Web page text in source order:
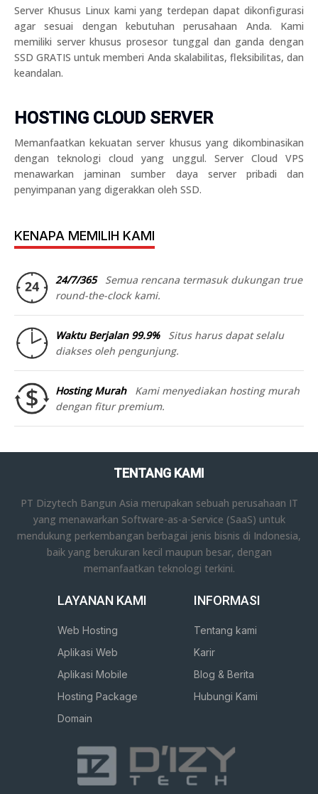
Server Khusus Linux kami yang terdepan dapat dikonfigurasi
agar sesuai dengan kebutuhan perusahaan Anda. Kami
memiliki server khusus prosesor tunggal dan ganda dengan
SSD GRATIS untuk memberi Anda skalabilitas, fleksibilitas, dan
keandalan.
HOSTING CLOUD SERVER
Memanfaatkan kekuatan server khusus yang dikombinasikan
dengan teknologi cloud yang unggul. Server Cloud VPS
menawarkan jaminan sumber daya server pribadi dan
penyimpanan yang digerakkan oleh SSD.
KENAPA MEMILIH KAMI
24/7/365
Semua rencana termasuk dukungan true
round-the-clock kami.
Waktu Berjalan 99.9%
Situs harus dapat selalu
diakses oleh pengunjung.
Hosting Murah
Kami menyediakan hosting murah
dengan fitur premium.
TENTANG KAMI
PT Dizytech Bangun Asia merupakan sebuah perusahaan IT
yang menawarkan Software-as-a-Service (SaaS) untuk
mendukung perkembangan berbagai jenis bisnis di Indonesia,
baik yang berukuran kecil maupun besar, dengan
memanfaatkan teknologi terkini.
LAYANAN KAMI
Web Hosting
Aplikasi Web
Aplikasi Mobile
Hosting Package
Domain
INFORMASI
Tentang kami
Karir
Blog & Berita
Hubungi Kami